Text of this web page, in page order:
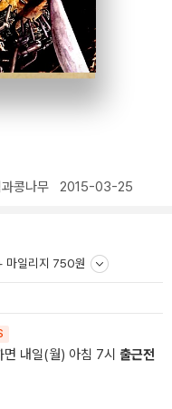
콩나무 2015-03-25
마일리지 750원
내일(월) 아침 7시 출근전